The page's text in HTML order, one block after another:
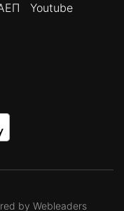
Youtube
by Webleaders